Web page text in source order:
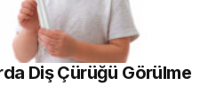
Diş Çürüğü Görülme